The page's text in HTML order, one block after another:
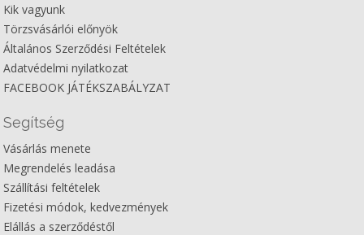
Kik vagyunk
Törzsvásárlói előnyök
Általános Szerződési Feltételek
Adatvédelmi nyilatkozat
FACEBOOK JÁTÉKSZABÁLYZAT
Segítség
Vásárlás menete
Megrendelés leadása
Szállítási feltételek
Fizetési módok, kedvezmények
Elállás a szerződéstől